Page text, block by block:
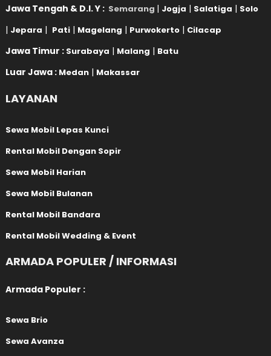
Jawa Tengah & D.I. Y : Semarang | Jogja | Salatiga | Solo
| Jepara | Pati | Magelang | Purwokerto | Cilacap
Jawa Timur : Surabaya | Malang | Batu
Luar Jawa : Medan | Makassar
LAYANAN
Sewa Mobil Lepas Kunci
Rental Mobil Dengan Sopir
Sewa Mobil Harian
Sewa Mobil Bulanan
Rental Mobil Bandara
Rental Mobil Wedding & Event
ARMADA POPULER / INFORMASI
Armada Populer :
Sewa Brio
Sewa Avanza